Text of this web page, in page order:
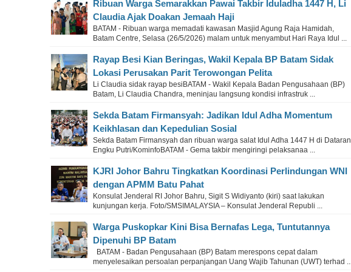
Ribuan Warga Semarakkan Pawai Takbir Iduladha 1447 H, Li
Claudia Ajak Doakan Jemaah Haji
BATAM - Ribuan warga memadati kawasan Masjid Agung Raja Hamidah,
Batam Centre, Selasa (26/5/2026) malam untuk menyambut Hari Raya Idul ...
Rayap Besi Kian Beringas, Wakil Kepala BP Batam Sidak
Lokasi Perusakan Parit Terowongan Pelita
Li Claudia sidak rayap besiBATAM - Wakil Kepala Badan Pengusahaan (BP)
Batam, Li Claudia Chandra, meninjau langsung kondisi infrastruk ...
Sekda Batam Firmansyah: Jadikan Idul Adha Momentum
Keikhlasan dan Kepedulian Sosial
Sekda Batam Firmansyah dan ribuan warga salat Idul Adha 1447 H di Dataran
Engku Putri/KominfoBATAM - Gema takbir mengiringi pelaksanaa ...
KJRI Johor Bahru Tingkatkan Koordinasi Perlindungan WNI
dengan APMM Batu Pahat
Konsulat Jenderal RI Johor Bahru, Sigit S Widiyanto (kiri) saat lakukan
kunjungan kerja. Foto/SMSIMALAYSIA – Konsulat Jenderal Republi ...
Warga Puskopkar Kini Bisa Bernafas Lega, Tuntutannya
Dipenuhi BP Batam
BATAM - Badan Pengusahaan (BP) Batam merespons cepat dalam
menyelesaikan persoalan perpanjangan Uang Wajib Tahunan (UWT) terhad ...